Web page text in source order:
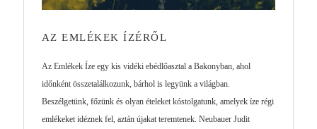
AZ EMLÉKEK ÍZÉRŐL
Az Emlékek Íze egy kis vidéki ebédlőasztal a Bakonyban, ahol
időnként összetalálkozunk, bárhol is legyünk a világban.
Beszélgetünk, főzünk és olyan ételeket kóstolgatunk, amelyek íze régi
emlékeket idéznek fel, aztán újakat teremtenek. Neubauer Judit